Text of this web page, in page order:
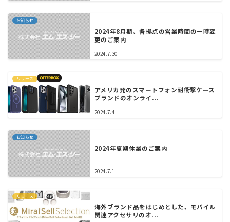
お知らせ
2024年8月期、各拠点の営業時間の一時変
更のご案内
2024.7.30
リリース
アメリカ発のスマートフォン耐衝撃ケース
ブランドのオンライ...
2024.7.4
お知らせ
2024年夏期休業のご案内
2024.7.1
リリース
海外ブランド品をはじめとした、モバイル
関連アクセサリのオ...